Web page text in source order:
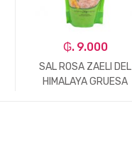
₲. 9.000
SAL ROSA ZAELI DEL
HIMALAYA GRUESA